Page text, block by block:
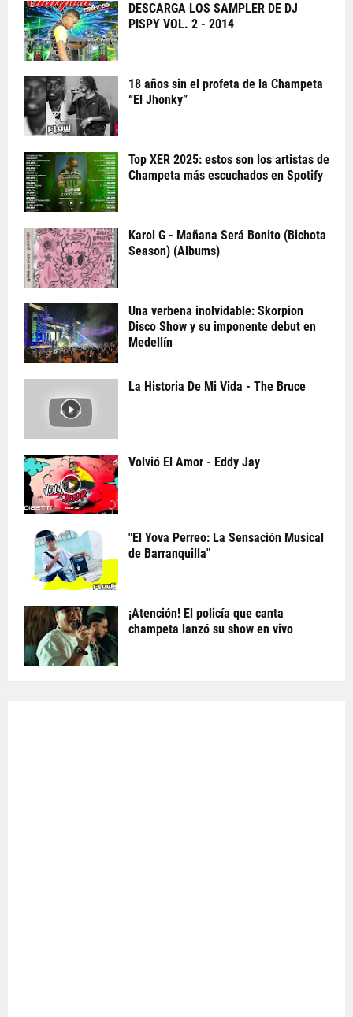
DESCARGA LOS SAMPLER DE DJ
PISPY VOL. 2 - 2014
18 años sin el profeta de la Champeta
“El Jhonky”
Top XER 2025: estos son los artistas de
Champeta más escuchados en Spotify
Karol G - Mañana Será Bonito (Bichota
Season) (Albums)
Una verbena inolvidable: Skorpion
Disco Show y su imponente debut en
Medellín
La Historia De Mi Vida - The Bruce
Volvió El Amor - Eddy Jay
"El Yova Perreo: La Sensación Musical
de Barranquilla"
¡Atención! El policía que canta
champeta lanzó su show en vivo